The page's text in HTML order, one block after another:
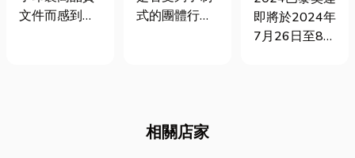
你印出專業級
文件而感到困
給你專屬的自
式的團體行
或許正是你尋
知道的冷知識
~一起在 MOD
即將於2024年
7月26日至8月
相關店家